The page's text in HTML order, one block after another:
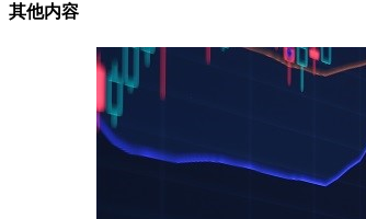
其他内容